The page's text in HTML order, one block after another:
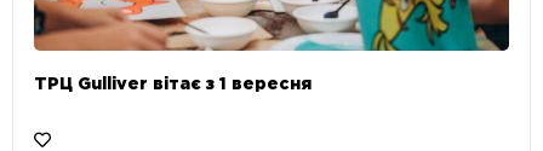
ТРЦ Gulliver вітає з 1 вересня